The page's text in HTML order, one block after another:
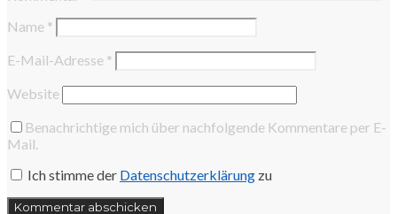
Name *
E-Mail-Adresse *
Website
Benachrichtige mich über nachfolgende Kommentare per E-
Mail.
Ich stimme der Datenschutzerklärung zu